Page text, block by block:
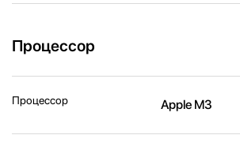
Процессор
Процессор Apple M3